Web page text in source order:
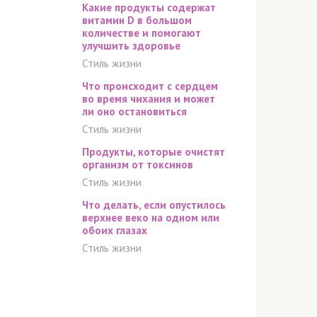
Какие продукты содержат
витамин D в большом
количестве и помогают
улучшить здоровье
Стиль жизни
Что происходит с сердцем
во время чихания и может
ли оно остановиться
Стиль жизни
Продукты, которые очистят
организм от токсинов
Стиль жизни
Что делать, если опустилось
верхнее веко на одном или
обоих глазах
Стиль жизни